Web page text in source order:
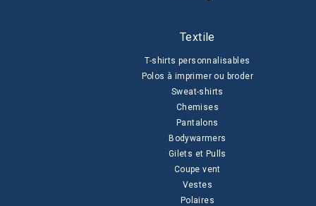
Textile
T-shirts personnalisables
Polos à imprimer ou broder
Sweat-shirts
Chemises
Pantalons
Bodywarmers
Gilets et Pulls
Coupe vent
Vestes
Polaires